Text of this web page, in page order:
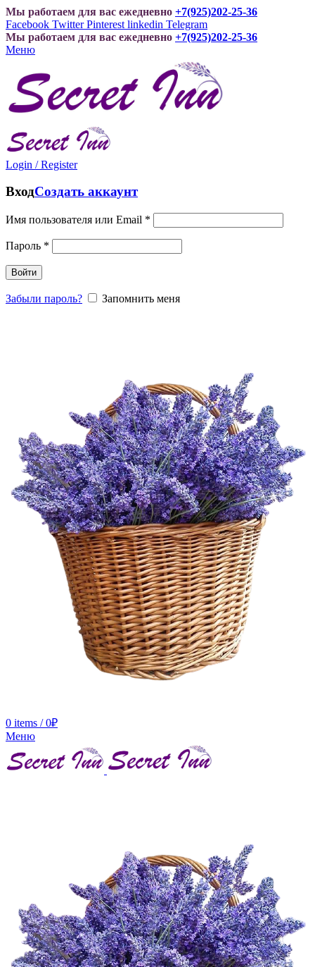
Мы работаем для вас ежедневно +7(925)202-25-36
Facebook Twitter Pinterest linkedin Telegram
Мы работаем для вас ежедневно +7(925)202-25-36
Меню
Login / Register
ВходСоздать аккаунт
Имя пользователя или Email *
Пароль *
Войти
Забыли пароль? Запомнить меня
0 items / 0₽
Меню